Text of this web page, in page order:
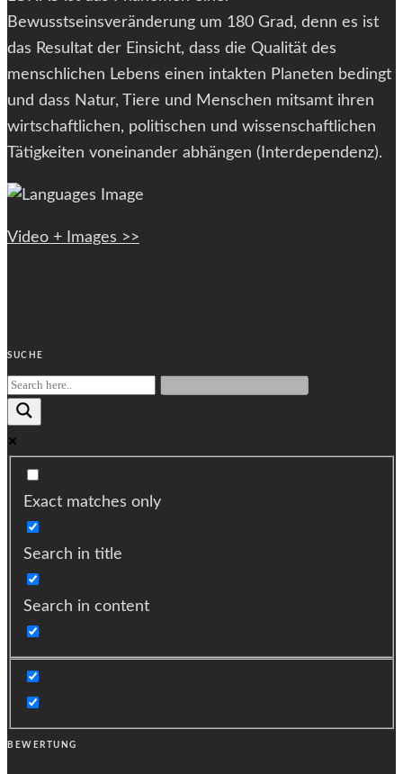
Bewusstseinsveränderung um 180 Grad, denn es ist
das Resultat der Einsicht, dass die Qualität des
menschlichen Lebens einen intakten Planeten bedingt
und dass Natur, Tiere und Menschen mitsamt ihren
wirtschaftlichen, politischen und wissenschaftlichen
Tätigkeiten voneinander abhängen (Interdependenz).
Video + Images >>
SUCHE
Exact matches only
Search in title
Search in content
BEWERTUNG